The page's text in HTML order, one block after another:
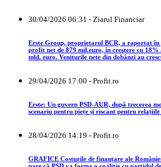
30/04/2026 06:31 - Ziarul Financiar
Erste Group, proprietarul BCR, a raportat
profit net de 879 mil.euro, în creştere cu
mld. euro. Veniturile nete din dobânzi au
29/04/2026 17:00 - Profit.ro
Erste: Un guvern PSD-AUR, după trecerea
scenariu pentru piețe și riscant pentru relațiile
28/04/2026 14:19 - Profit.ro
GRAFICE Costurile de finanțare ale